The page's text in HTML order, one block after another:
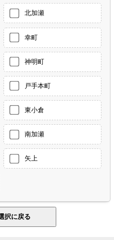
北加瀬
幸町
神明町
戸手本町
東小倉
南加瀬
矢上